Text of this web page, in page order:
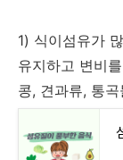
1) 식이섬유가
유지하고 변비
콩, 견과류, 통